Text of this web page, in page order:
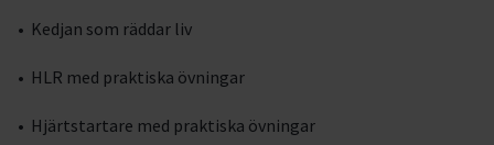
• Kedjan som räddar liv
• HLR med praktiska övningar
• Hjärtstartare med praktiska övningar